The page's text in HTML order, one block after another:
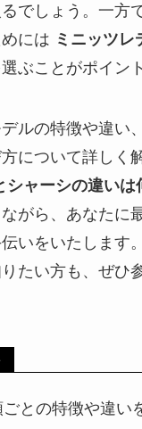
でしょう。一方
には ミニッツレ
ぶことがポイン
ルの特徴や違い
について詳しく
シャーシの違いは
がら、あなたに
いをいたします
たい方も、ぜひ
との特徴や違い